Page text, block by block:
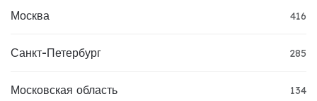
Москва 416
Санкт-Петербург 285
Московская область 134